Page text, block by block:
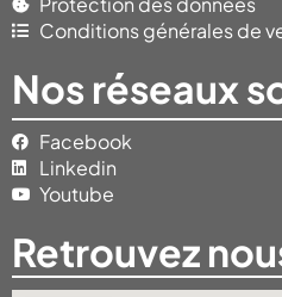
Conditions générales de
Nos réseaux
Facebook
Linkedin
Youtube
Retrouvez